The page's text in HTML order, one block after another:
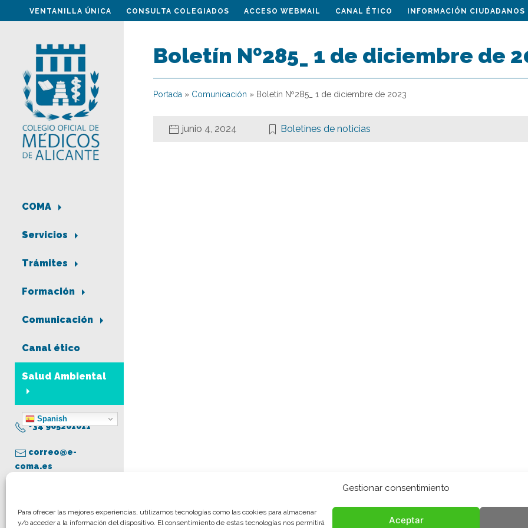
Gestionar consentimiento
Para ofrecer las mejores experiencias, utilizamos tecnologías como las cookies para almacenar
y/o acceder a la información del dispositivo. El consentimiento de estas tecnologías nos permitirá
Aceptar
VENTANILLA ÚNICA CONSULTA COLEGIADOS ACCESO WEBMAIL CANAL ÉTICO INFORMACIÓN CIUDADANOS
COMA
Servicios
Trámites
Formación
Comunicación
Canal ético
Salud Ambiental
Spanish
+34 965261011
correo@e-
coma.es
Aviso legal
Boletín Nº285_ 1 de diciembre de
Portada » Comunicación » Boletín Nº285_ 1 de diciembre de 2023
junio 4, 2024 Boletines de noticias